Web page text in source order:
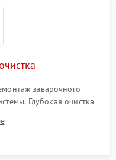
заварочного
Глубокая очистка
жмыха и накипи.
с использованием